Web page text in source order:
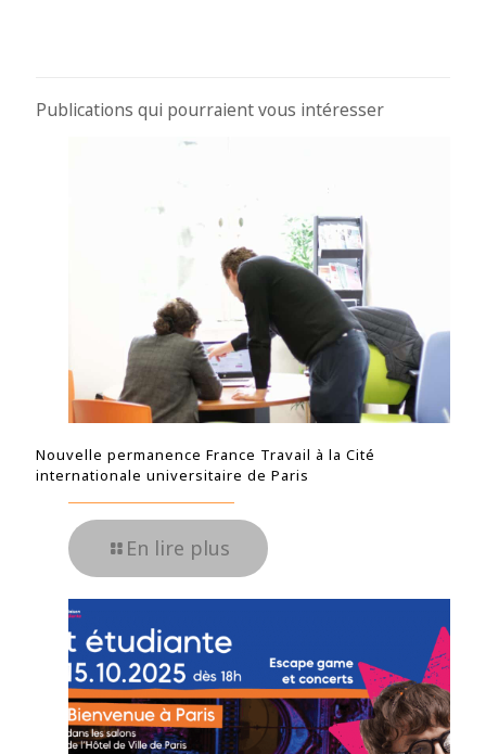
Publications qui pourraient vous intéresser
Nouvelle permanence France Travail à la Cité
internationale universitaire de Paris
En lire plus